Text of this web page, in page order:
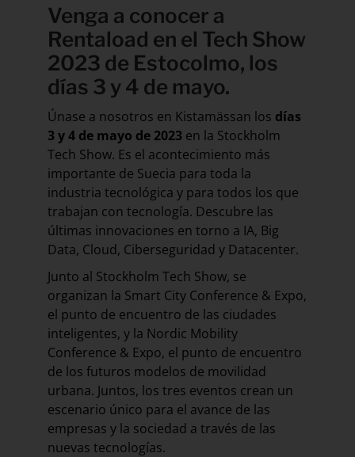
Venga a conocer a
Rentaload en el Tech Show
2023 de Estocolmo, los
días 3 y 4 de mayo.
Únase a nosotros en Kistamässan los días
3 y 4 de mayo de 2023en la Stockholm
Tech Show. Es el acontecimiento más
importante de Suecia para toda la
industria tecnológica y para todos los que
trabajan con tecnología. Descubre las
últimas innovaciones en torno a IA, Big
Data, Cloud, Ciberseguridad y Datacenter.
Junto al Stockholm Tech Show, se
organizan la Smart City Conference & Expo,
el punto de encuentro de las ciudades
inteligentes, y la Nordic Mobility
Conference & Expo, el punto de encuentro
de los futuros modelos de movilidad
urbana. Juntos, los tres eventos crean un
escenario único para el avance de las
empresas y la sociedad a través de las
nuevas tecnologías.